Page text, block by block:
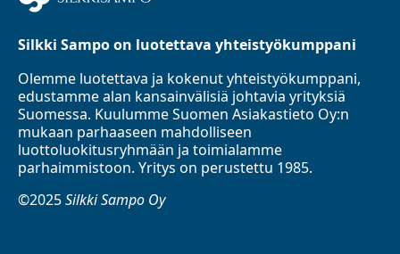
Silkki Sampo on luotettava yhteistyökumppani
Olemme luotettava ja kokenut yhteistyökumppani,
edustamme alan kansainvälisiä johtavia yrityksiä
Suomessa. Kuulumme Suomen Asiakastieto Oy:n
mukaan parhaaseen mahdolliseen
luottoluokitusryhmään ja toimialamme
parhaimmistoon. Yritys on perustettu 1985.
©2025Silkki Sampo Oy